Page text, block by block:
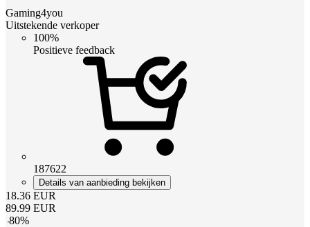
Gaming4you
Uitstekende verkoper
100%
Positieve feedback
187622
Details van aanbieding bekijken
18.36 EUR
89.99 EUR
-80%